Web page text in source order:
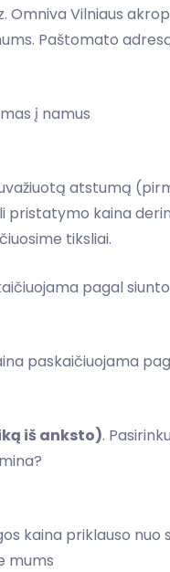
Omniva Vilniaus
Paštomato
į namus
atstumą
pristatymo kaina
tiksliai.
pagal
paskaičiuojama
iš anksto).
kaina priklauso nuo
mums